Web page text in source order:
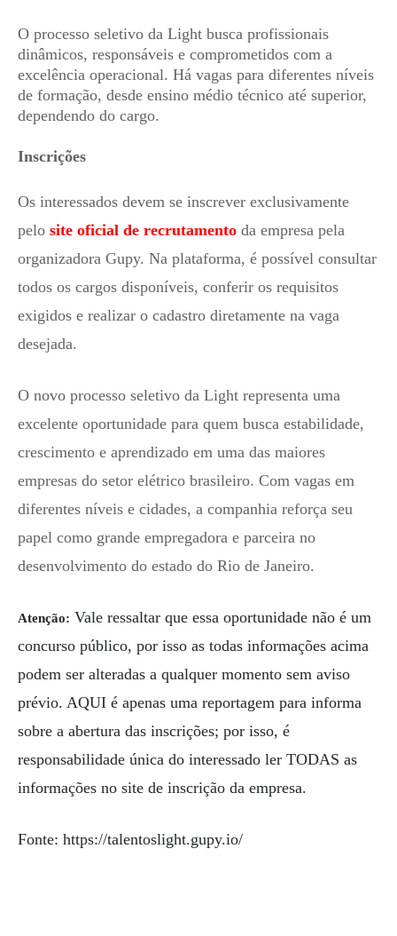
O processo seletivo da Light busca profissionais
dinâmicos, responsáveis e comprometidos com a
excelência operacional. Há vagas para diferentes níveis
de formação, desde ensino médio técnico até superior,
dependendo do cargo.
Inscrições
Os interessados devem se inscrever exclusivamente
pelo site oficial de recrutamento da empresa pela
organizadora Gupy. Na plataforma, é possível consultar
todos os cargos disponíveis, conferir os requisitos
exigidos e realizar o cadastro diretamente na vaga
desejada.
O novo processo seletivo da Light representa uma
excelente oportunidade para quem busca estabilidade,
crescimento e aprendizado em uma das maiores
empresas do setor elétrico brasileiro. Com vagas em
diferentes níveis e cidades, a companhia reforça seu
papel como grande empregadora e parceira no
desenvolvimento do estado do Rio de Janeiro.
Atenção: Vale ressaltar que essa oportunidade não é um
concurso público, por isso as todas informações acima
podem ser alteradas a qualquer momento sem aviso
prévio. AQUI é apenas uma reportagem para informa
sobre a abertura das inscrições; por isso, é
responsabilidade única do interessado ler TODAS as
informações no site de inscrição da empresa.
Fonte: https://talentoslight.gupy.io/